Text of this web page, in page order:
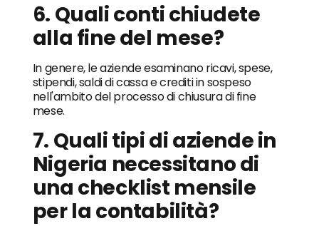
6. Quali conti chiudete
alla fine del mese?
In genere, le aziende esaminano ricavi, spese,
stipendi, saldi di cassa e crediti in sospeso
nell'ambito del processo di chiusura di fine
mese.
7. Quali tipi di aziende in
Nigeria necessitano di
una checklist mensile
per la contabilità?